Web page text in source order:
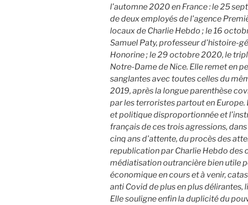
l’automne 2020 en France : le 25
de deux employés de l’agence
locaux de Charlie Hebdo ; le 16
Samuel Paty, professeur d’histoire-
Honorine ; le 29 octobre 2020, le
Notre-Dame de Nice. Elle remet en
sanglantes avec toutes celles du
2019, après la longue parenthèse
par les terroristes partout en
et politique disproportionnée et
français de ces trois agressions,
cinq ans d’attente, du procès des
republication par Charlie Hebdo des
médiatisation outrancière bien utile
économique en cours et à venir,
anti Covid de plus en plus
Elle souligne enfin la duplicité du